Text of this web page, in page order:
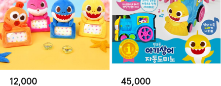
12,000 45,000